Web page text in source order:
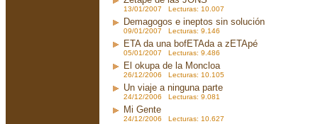
13/01/2007 Lecturas: 10.007
Demagogos e ineptos sin solución
09/01/2007 Lecturas: 9.146
ETA da una bofETAda a zETApé
05/01/2007 Lecturas: 9.486
El okupa de la Moncloa
26/12/2006 Lecturas: 10.105
Un viaje a ninguna parte
24/12/2006 Lecturas: 9.081
Mi Gente
24/12/2006 Lecturas: 10.627